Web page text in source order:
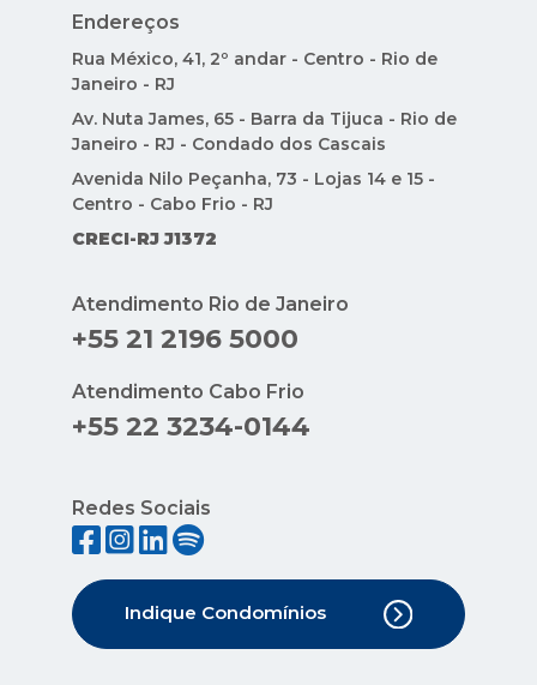
Endereços
Rua México, 41, 2º andar - Centro - Rio de
Janeiro - RJ
Av. Nuta James, 65 - Barra da Tijuca - Rio de
Janeiro - RJ - Condado dos Cascais
Avenida Nilo Peçanha, 73 - Lojas 14 e 15 -
Centro - Cabo Frio - RJ
CRECI-RJ J1372
Atendimento Rio de Janeiro
+55 21 2196 5000
Atendimento Cabo Frio
+55 22 3234-0144
Redes Sociais
Indique Condomínios